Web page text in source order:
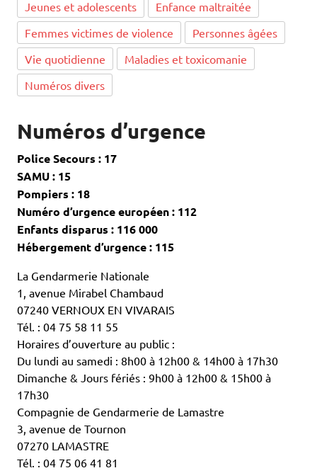
Jeunes et adolescents
Enfance maltraitée
Femmes victimes de violence
Personnes âgées
Vie quotidienne
Maladies et toxicomanie
Numéros divers
Numéros d’urgence
Police Secours : 17
SAMU : 15
Pompiers : 18
Numéro d’urgence européen : 112
Enfants disparus : 116 000
Hébergement d’urgence : 115
La Gendarmerie Nationale
1, avenue Mirabel Chambaud
07240 VERNOUX EN VIVARAIS
Tél. : 04 75 58 11 55
Horaires d’ouverture au public :
Du lundi au samedi : 8h00 à 12h00 & 14h00 à 17h30
Dimanche & Jours fériés : 9h00 à 12h00 & 15h00 à
17h30
Compagnie de Gendarmerie de Lamastre
3, avenue de Tournon
07270 LAMASTRE
Tél. : 04 75 06 41 81